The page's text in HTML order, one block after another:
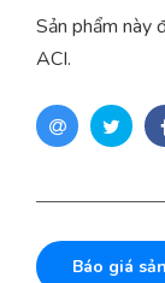
Sản phẩm này
ACI.
Báo giá